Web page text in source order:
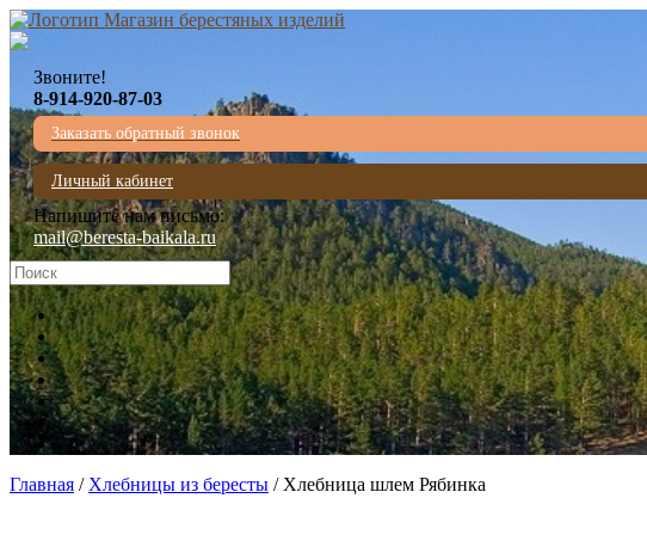
Звоните!
8-914-920-87-03
Заказать обратный звонок
Личный кабинет
Напишите нам письмо:
mail@beresta-baikala.ru
Главная / Хлебницы из бересты / Хлебница шлем Рябинка